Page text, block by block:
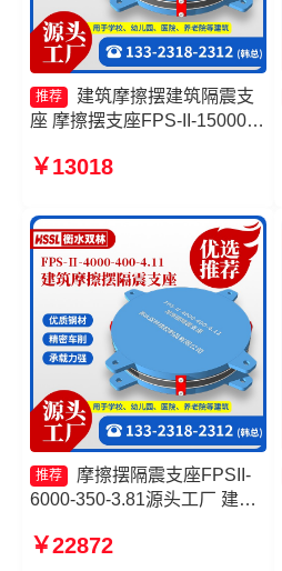
推荐
建筑摩擦摆建筑隔震支
座 摩擦摆支座FPS-II-15000
隔震支座FPSII-9000-400-
￥13018
推荐
摩擦摆隔震支座FPSII-
6000-350-3.81源头工厂 建筑
摆隔震支座FPSII-3000-300-
￥22872